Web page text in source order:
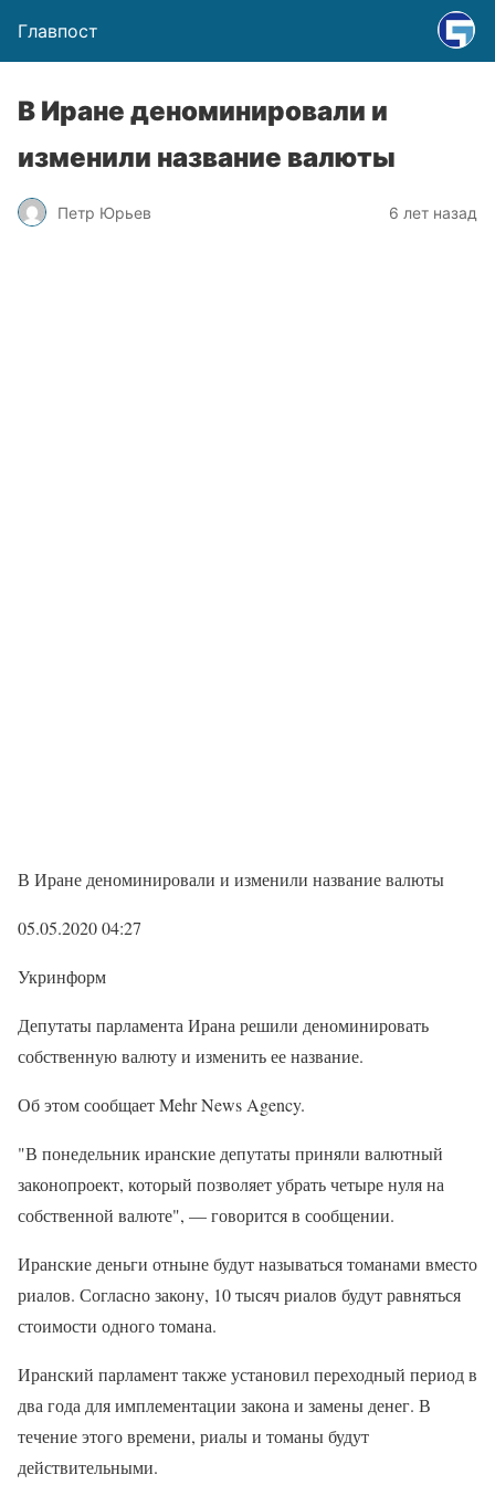
Главпост
В Иране деноминировали и
изменили название валюты
Петр Юрьев 6 лет назад
В Иране деноминировали и изменили название валюты
05.05.2020 04:27
Укринформ
Депутаты парламента Ирана решили деноминировать
собственную валюту и изменить ее название.
Об этом сообщает Mehr News Agency.
"В понедельник иранские депутаты приняли валютный
законопроект, который позволяет убрать четыре нуля на
собственной валюте", — говорится в сообщении.
Иранские деньги отныне будут называться томанами вместо
риалов. Согласно закону, 10 тысяч риалов будут равняться
стоимости одного томана.
Иранский парламент также установил переходный период в
два года для имплементации закона и замены денег. В
течение этого времени, риалы и томаны будут
действительными.